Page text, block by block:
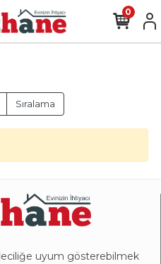
0
Sıralama
uyum gösterebilmek